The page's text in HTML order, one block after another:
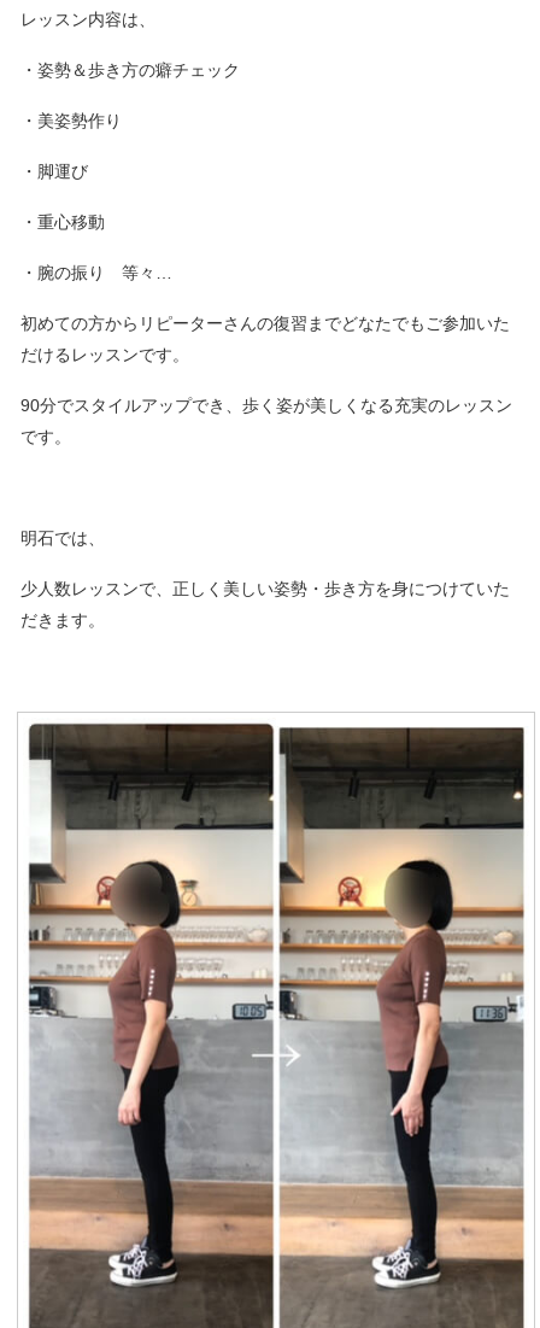
レッスン内容は、
・姿勢＆歩き方の癖チェック
・美姿勢作り
・脚運び
・重心移動
・腕の振り 等々…
初めての方からリピーターさんの復習までどなたでもご参加いた
だけるレッスンです。
90分でスタイルアップでき、歩く姿が美しくなる充実のレッスン
です。
明石では、
少人数レッスンで、正しく美しい姿勢・歩き方を身につけていた
だきます。